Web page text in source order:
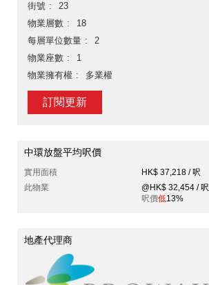
街號
23
物業層數
18
每層單位數量
2
物業座數
1
物業擁有權
多業權
訂閱更新
中環放盤平均呎價
實用面積
HK$ 37,218 / 呎
此物業
@HK$ 32,454 / 呎
呎價低13%
地產代理商